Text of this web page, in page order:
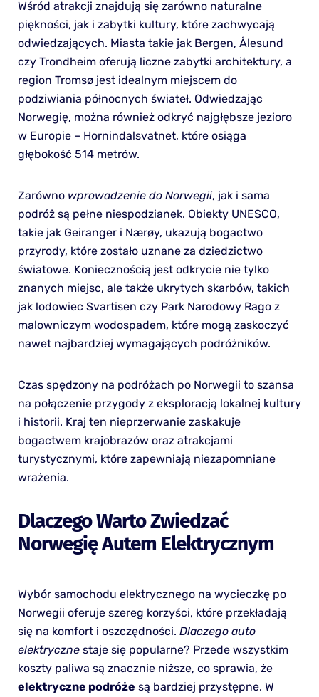
Wśród atrakcji znajdują się zarówno naturalne
piękności, jak i zabytki kultury, które zachwycają
odwiedzających. Miasta takie jak Bergen, Ålesund
czy Trondheim oferują liczne zabytki architektury, a
region Tromsø jest idealnym miejscem do
podziwiania północnych świateł. Odwiedzając
Norwegię, można również odkryć najgłębsze jezioro
w Europie – Hornindalsvatnet, które osiąga
głębokość 514 metrów.
Zarówno wprowadzenie do Norwegii, jak i sama
podróż są pełne niespodzianek. Obiekty UNESCO,
takie jak Geiranger i Nærøy, ukazują bogactwo
przyrody, które zostało uznane za dziedzictwo
światowe. Koniecznością jest odkrycie nie tylko
znanych miejsc, ale także ukrytych skarbów, takich
jak lodowiec Svartisen czy Park Narodowy Rago z
malowniczym wodospadem, które mogą zaskoczyć
nawet najbardziej wymagających podróżników.
Czas spędzony na podróżach po Norwegii to szansa
na połączenie przygody z eksploracją lokalnej kultury
i historii. Kraj ten nieprzerwanie zaskakuje
bogactwem krajobrazów oraz atrakcjami
turystycznymi, które zapewniają niezapomniane
wrażenia.
Dlaczego Warto Zwiedzać
Norwegię Autem Elektrycznym
Wybór samochodu elektrycznego na wycieczkę po
Norwegii oferuje szereg korzyści, które przekładają
się na komfort i oszczędności. Dlaczego auto
elektrycznestaje się popularne? Przede wszystkim
koszty paliwa są znacznie niższe, co sprawia, że
elektryczne podróże są bardziej przystępne. W